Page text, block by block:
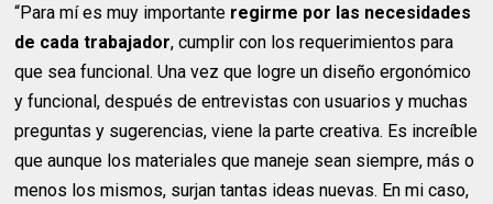
“Para mí es muy importante regirme por las necesidades
de cada trabajador, cumplir con los requerimientos para
que sea funcional. Una vez que logre un diseño ergonómico
y funcional, después de entrevistas con usuarios y muchas
preguntas y sugerencias, viene la parte creativa. Es increíble
que aunque los materiales que maneje sean siempre, más o
menos los mismos, surjan tantas ideas nuevas. En mi caso,